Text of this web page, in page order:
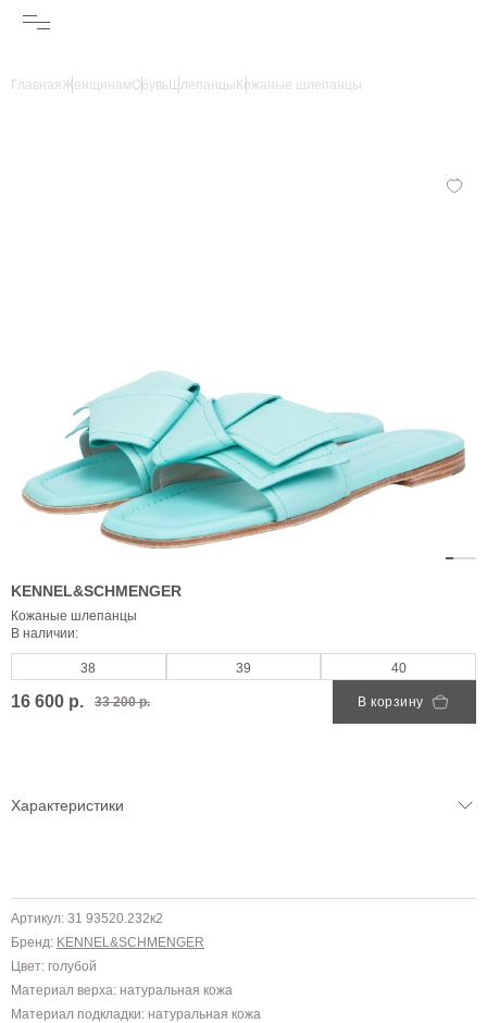
ГлавнаяЖенщинамОбувьШлепанцы Кожаные шлепанцы
KENNEL&SCHMENGER
Кожаные шлепанцы
В наличии:
38 39 40
16 600 р. 33 200 р. В корзину
Характеристики
Артикул: 31 93520.232к2
Бренд: KENNEL&SCHMENGER
Цвет: голубой
Материал верха: натуральная кожа
Материал подкладки: натуральная кожа